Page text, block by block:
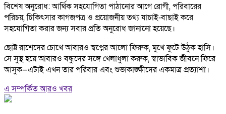
বিশেষ অনুরোধ: আর্থিক সহযোগিতা পাঠানোর আগে রোগী, পরিবারের
পরিচয়, চিকিৎসার কাগজপত্র ও প্রয়োজনীয় তথ্য যাচাই-বাছাই করে
সহযোগিতা করার জন্য সবার প্রতি অনুরোধ জানানো হয়েছে।
ছোট্ট রাশেদের চোখে আবারও স্বপ্নের আলো ফিরুক, মুখে ফুটে উঠুক হাসি।
সে সুস্থ হয়ে আবারও বন্ধুদের সঙ্গে খেলাধুলা করুক, স্বাভাবিক জীবনে ফিরে
আসুক—এটাই এখন তার পরিবার এবং শুভাকাঙ্ক্ষীদের একমাত্র প্রত্যাশা।
এ সম্পর্কিত আরও খবর